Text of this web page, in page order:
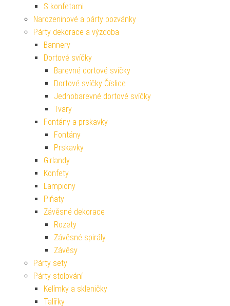
S konfetami
Narozeninové a párty pozvánky
Párty dekorace a výzdoba
Bannery
Dortové svíčky
Barevné dortové svíčky
Dortové svíčky Číslice
Jednobarevné dortové svíčky
Tvary
Fontány a prskavky
Fontány
Prskavky
Girlandy
Konfety
Lampiony
Piňaty
Závěsné dekorace
Rozety
Závěsné spirály
Závěsy
Párty sety
Párty stolování
Kelímky a skleničky
Talířky